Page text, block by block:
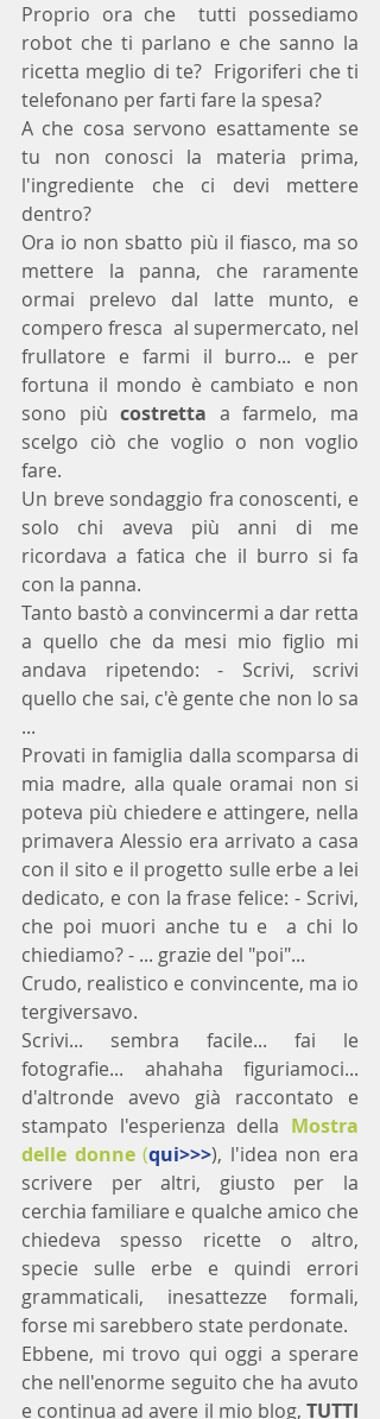
Proprio ora che  tutti possediamo
robot che ti parlano e che sanno la
ricetta meglio di te?  Frigoriferi che ti
telefonano per farti fare la spesa?
A che cosa servono esattamente se
tu non conosci la materia prima,
l'ingrediente che ci devi mettere
dentro?
Ora io non sbatto più il fiasco, ma so
mettere la panna, che raramente
ormai prelevo dal latte munto, e
compero fresca  al supermercato, nel
frullatore e farmi il burro... e per
fortuna il mondo è cambiato e non
sono più costretta a farmelo, ma
scelgo ciò che voglio o non voglio
fare.
Un breve sondaggio fra conoscenti, e
solo chi aveva più anni di me
ricordava a fatica che il burro si fa
con la panna.
Tanto bastò a convincermi a dar retta
a quello che da mesi mio figlio mi
andava ripetendo: - Scrivi, scrivi
quello che sai, c'è gente che non lo sa
...
Provati in famiglia dalla scomparsa di
mia madre, alla quale oramai non si
poteva più chiedere e attingere, nella
primavera Alessio era arrivato a casa
con il sito e il progetto sulle erbe a lei
dedicato, e con la frase felice: - Scrivi,
che poi muori anche tu e  a chi lo
chiediamo? - ... grazie del "poi"...
Crudo, realistico e convincente, ma io
tergiversavo.
Scrivi... sembra facile... fai le
fotografie... ahahaha figuriamoci...
d'altronde avevo già raccontato e
stampato l'esperienza della Mostra
delle donne (qui>>>), l'idea non era
scrivere per altri, giusto per la
cerchia familiare e qualche amico che
chiedeva spesso ricette o altro,
specie sulle erbe e quindi errori
grammaticali,  inesattezze  formali,
forse mi sarebbero state perdonate.
Ebbene, mi trovo qui oggi a sperare
che nell'enorme seguito che ha avuto
e continua ad avere il mio blog,